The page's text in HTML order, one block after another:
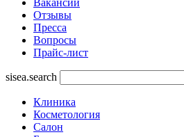
Вакансии
Отзывы
Пресса
Вопросы
Прайс-лист
sisea.search
Клиника
Косметология
Салон